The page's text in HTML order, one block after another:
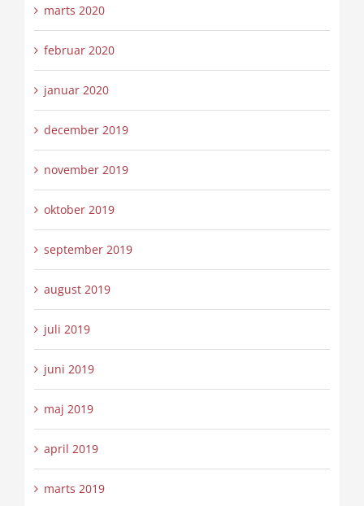
marts 2020
februar 2020
januar 2020
december 2019
november 2019
oktober 2019
september 2019
august 2019
juli 2019
juni 2019
maj 2019
april 2019
marts 2019